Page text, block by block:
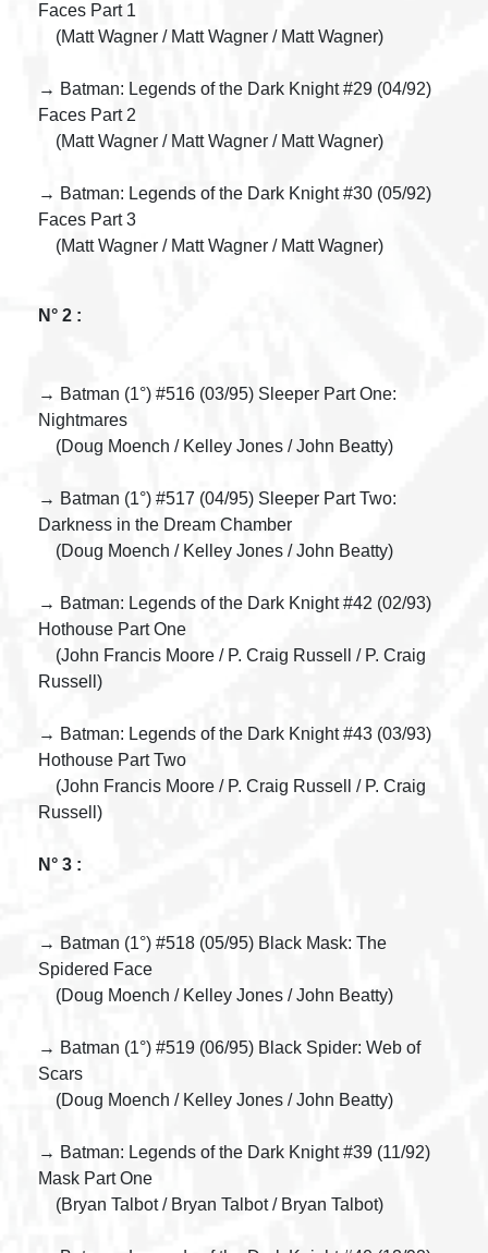
Faces Part 1
(Matt Wagner / Matt Wagner / Matt Wagner)
→ Batman: Legends of the Dark Knight #29 (04/92)
Faces Part 2
(Matt Wagner / Matt Wagner / Matt Wagner)
→ Batman: Legends of the Dark Knight #30 (05/92)
Faces Part 3
(Matt Wagner / Matt Wagner / Matt Wagner)
N° 2 :
→ Batman (1°) #516 (03/95) Sleeper Part One:
Nightmares
(Doug Moench / Kelley Jones / John Beatty)
→ Batman (1°) #517 (04/95) Sleeper Part Two:
Darkness in the Dream Chamber
(Doug Moench / Kelley Jones / John Beatty)
→ Batman: Legends of the Dark Knight #42 (02/93)
Hothouse Part One
(John Francis Moore / P. Craig Russell / P. Craig
Russell)
→ Batman: Legends of the Dark Knight #43 (03/93)
Hothouse Part Two
(John Francis Moore / P. Craig Russell / P. Craig
Russell)
N° 3 :
→ Batman (1°) #518 (05/95) Black Mask: The
Spidered Face
(Doug Moench / Kelley Jones / John Beatty)
→ Batman (1°) #519 (06/95) Black Spider: Web of
Scars
(Doug Moench / Kelley Jones / John Beatty)
→ Batman: Legends of the Dark Knight #39 (11/92)
Mask Part One
(Bryan Talbot / Bryan Talbot / Bryan Talbot)